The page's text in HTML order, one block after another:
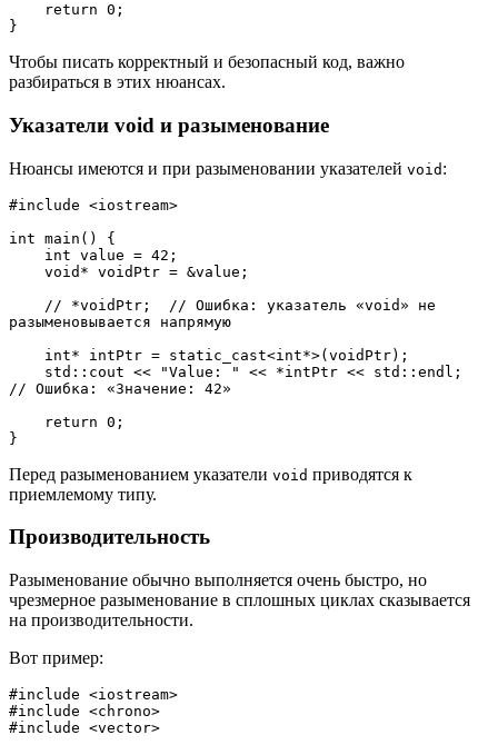
    return 0;
}
Чтобы писать корректный и безопасный код, важно
разбираться в этих нюансах.
Указатели void и разыменование
Нюансы имеются и при разыменовании указателей void :
#include <iostream>
int main() {
    int value = 42;
    void* voidPtr = &value;
разыменовывается напрямую
    int* intPtr = static_cast<int*>(voidPtr);
// Ошибка: «Значение: 42»
    return 0;
}
Перед разыменованием указатели void приводятся к
приемлемому типу.
Производительность
Разыменование обычно выполняется очень быстро, но
чрезмерное разыменование в сплошных циклах сказывается
на производительности.
Вот пример:
#include <iostream>
#include <chrono>
#include <vector>